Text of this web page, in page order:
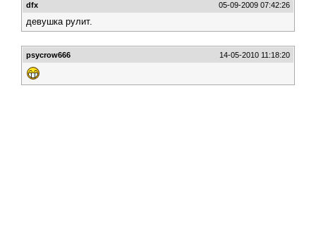
dfx 05-09-2009 07:42:26
девушка рулит.
psycrow666 14-05-2010 11:18:20